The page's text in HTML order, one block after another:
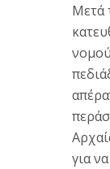
Μετά
για